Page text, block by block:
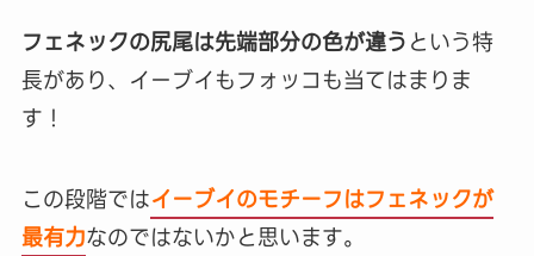
フェネックの尻尾は先端部分の色が違うという特
長があり、イーブイもフォッコも当てはまりま
す！
この段階ではイーブイのモチーフはフェネックが
最有力なのではないかと思います。